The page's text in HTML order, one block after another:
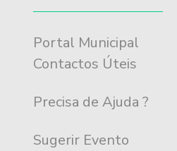
Portal Municipal
Contactos Úteis
Precisa de Ajuda ?
Sugerir Evento